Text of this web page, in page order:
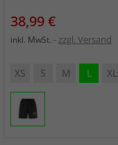
Preis
38,99 €
inkl. MwSt. zzgl. Versand
XS S M L XL